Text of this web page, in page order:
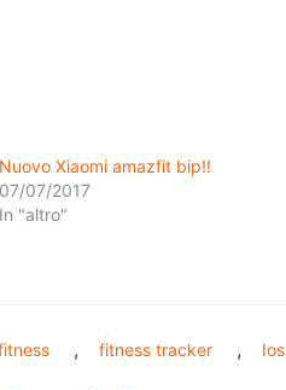
Nuovo Xiaomi amazfit bip!!
07/07/2017
In "altro"
, fitness tracker , Ios